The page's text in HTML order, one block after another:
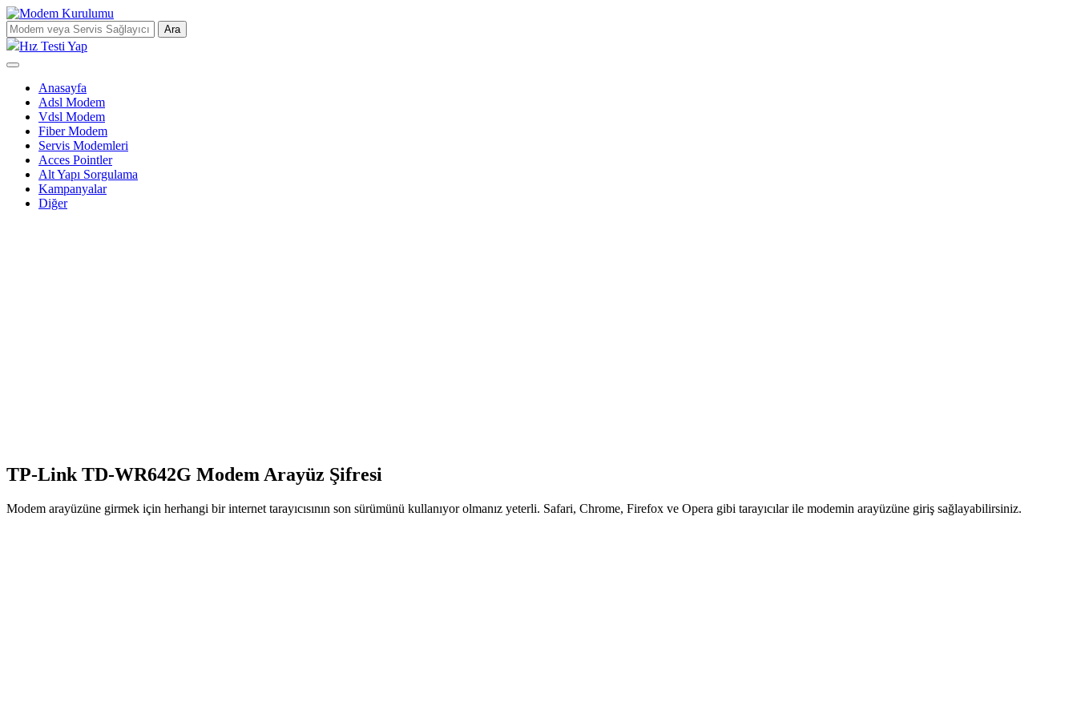
Ara
Hız Testi Yap
Anasayfa
Adsl Modem
Vdsl Modem
Fiber Modem
Servis Modemleri
Acces Pointler
Alt Yapı Sorgulama
Kampanyalar
Diğer
TP-Link TD-WR642G Modem Arayüz Şifresi
Modem arayüzüne girmek için herhangi bir internet tarayıcısının son sürümünü kullanıyor olmanız yeterli. Safari, Chrome, Firefox ve Opera gibi tarayıcılar ile modemin arayüzüne giriş sağlayabilirsiniz.